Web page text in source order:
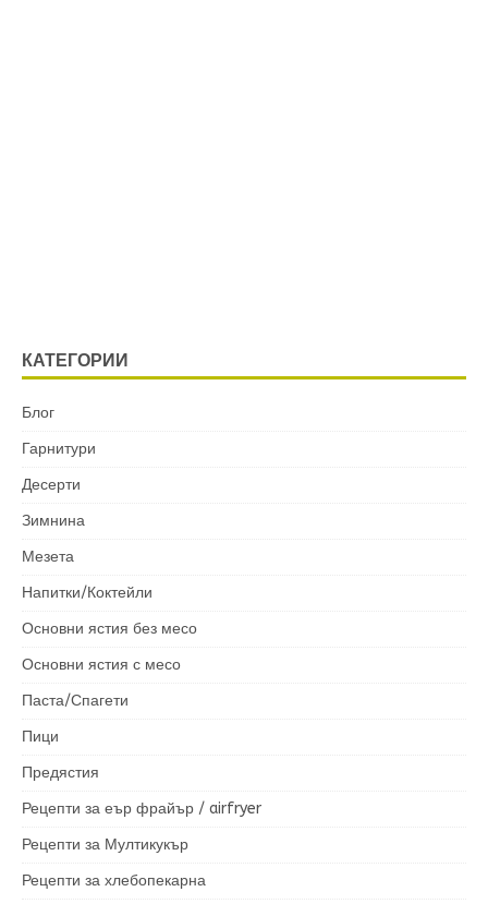
КАТЕГОРИИ
Блог
Гарнитури
Десерти
Зимнина
Мезета
Напитки/Коктейли
Основни ястия без месо
Основни ястия с месо
Паста/Спагети
Пици
Предястия
Рецепти за еър фрайър / airfryer
Рецепти за Мултикукър
Рецепти за хлебопекарна